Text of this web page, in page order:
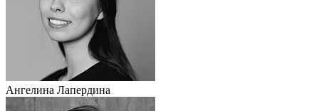
Ангелина Лапердина